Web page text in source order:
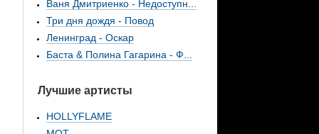
Ваня Дмитриенко - Недоступн...
Три дня дождя - Повод
Ленинград - Оскар
Баста & Полина Гагарина - Ф...
Лучшие артисты
HOLLYFLAME